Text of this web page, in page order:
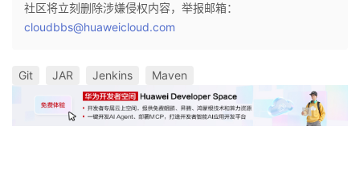
社区将立刻删除涉嫌侵权内容，举报邮箱：
cloudbbs@huaweicloud.com
Git JAR Jenkins Maven